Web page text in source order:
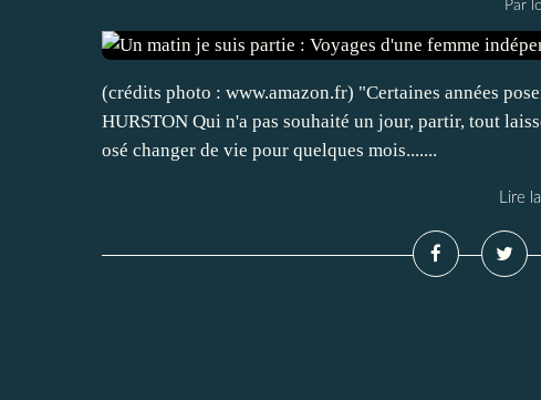
Par
(crédits photo : www.amazon.fr) "Certaines années
HURSTON Qui n'a pas souhaité un jour, partir, tout
osé changer de vie pour quelques mois.......
Lire